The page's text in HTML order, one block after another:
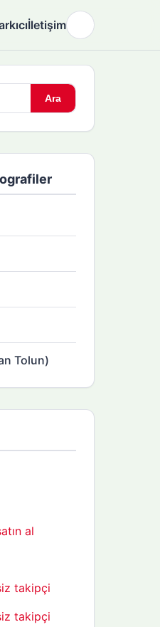
İletişim
Ara
Tolun)